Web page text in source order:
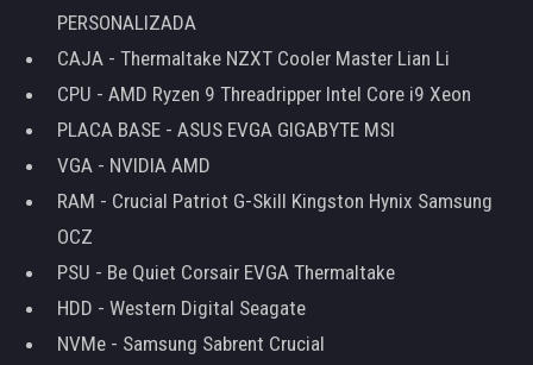
PERSONALIZADA
CAJA - Thermaltake NZXT Cooler Master Lian Li
CPU - AMD Ryzen 9 Threadripper Intel Core i9 Xeon
PLACA BASE - ASUS EVGA GIGABYTE MSI
VGA - NVIDIA AMD
RAM - Crucial Patriot G-Skill Kingston Hynix Samsung
OCZ
PSU - Be Quiet Corsair EVGA Thermaltake
HDD - Western Digital Seagate
NVMe - Samsung Sabrent Crucial